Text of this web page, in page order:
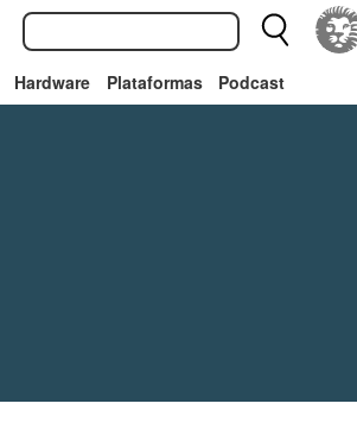
Hardware Plataformas Podcast